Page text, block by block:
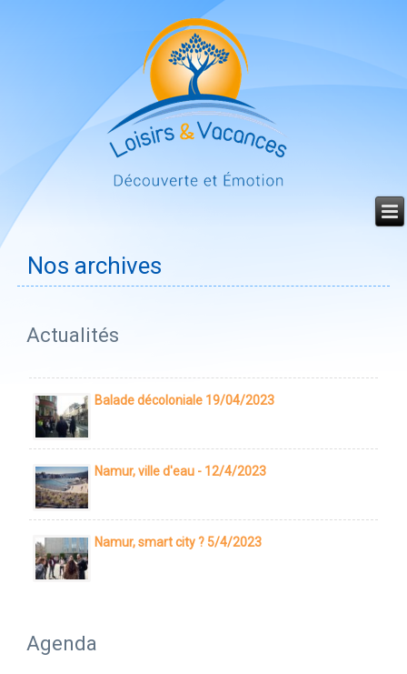
Nos archives
Actualités
Balade décoloniale 19/04/2023
Namur, ville d'eau - 12/4/2023
Namur, smart city ? 5/4/2023
Agenda
précédente
précédent